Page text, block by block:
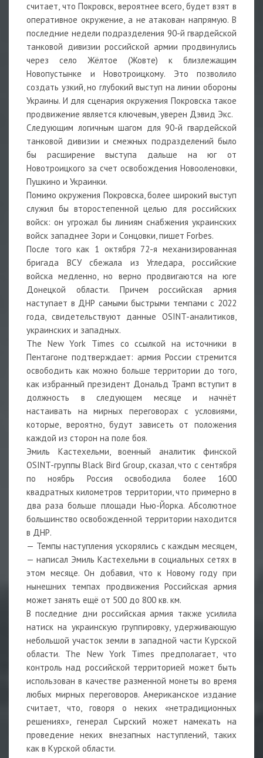
считает, что Покровск, вероятнее всего, будет взят в
оперативное окружение, а не атакован напрямую. В
последние недели подразделения 90-й гвардейской
танковой дивизии российской армии продвинулись
через село Жёлтое (Жовте) к близлежащим
Новопустынке и Новотроицкому. Это позволило
создать узкий, но глубокий выступ на линии обороны
Украины. И для сценария окружения Покровска такое
продвижение является ключевым, уверен Дэвид Экс.
Следующим логичным шагом для 90-й гвардейской
танковой дивизии и смежных подразделений было
бы расширение выступа дальше на юг от
Новотроицкого за счет освобождения Новооленовки,
Пушкино и Украинки.
Помимо окружения Покровска, более широкий выступ
служил бы второстепенной целью для российских
войск: он угрожал бы линиям снабжения украинских
войск западнее Зори и Сонцовки, пишет Forbes.
После того как 1 октября 72-я механизированная
бригада ВСУ сбежала из Угледара, российские
войска медленно, но верно продвигаются на юге
Донецкой области. Причем российская армия
наступает в ДНР самыми быстрыми темпами с 2022
года, свидетельствуют данные OSINT-аналитиков,
украинских и западных.
The New York Times со ссылкой на источники в
Пентагоне подтверждает: армия России стремится
освободить как можно больше территории до того,
как избранный президент Дональд Трамп вступит в
должность в следующем месяце и начнёт
настаивать на мирных переговорах с условиями,
которые, вероятно, будут зависеть от положения
каждой из сторон на поле боя.
Эмиль Кастехельми, военный аналитик финской
OSINT-группы Black Bird Group, сказал, что с сентября
по ноябрь Россия освободила более 1600
квадратных километров территории, что примерно в
два раза больше площади Нью-Йорка. Абсолютное
большинство освобожденной территории находится
в ДНР.
— Темпы наступления ускорялись с каждым месяцем,
— написал Эмиль Кастехельми в социальных сетях в
этом месяце. Он добавил, что к Новому году при
нынешних темпах продвижения Российская армия
может занять ещё от 500 до 800 кв. км.
В последние дни российская армия также усилила
натиск на украинскую группировку, удерживающую
небольшой участок земли в западной части Курской
области. The New York Times предполагает, что
контроль над российской территорией может быть
использован в качестве разменной монеты во время
любых мирных переговоров. Американское издание
считает, что, говоря о неких «нетрадиционных
решениях», генерал Сырский может намекать на
проведение неких внезапных наступлений, таких
как в Курской области.